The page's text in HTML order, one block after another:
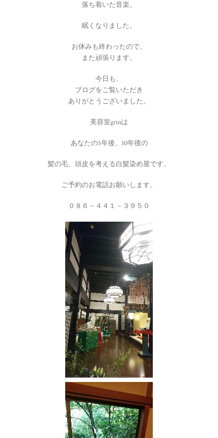
落ち着いた音楽。
眠くなりました。
お休みも終わったので、
また頑張ります。
今日も、
ブログをご覧いただき
ありがとうございました。
美容室grinは
あなたの5年後、10年後の
髪の毛、頭皮を考える白髪染め屋です。
ご予約のお電話お願いします。
０８６－４４１－３９５０